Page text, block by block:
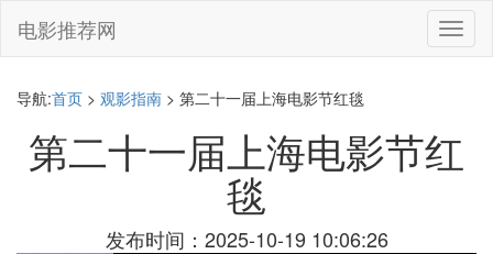
切
换
电影推荐网
导航:首页 > 观影指南 > 第二十一届上海电影节红毯
第二十一届上海电影节红
毯
发布时间：2025-10-19 10:06:26